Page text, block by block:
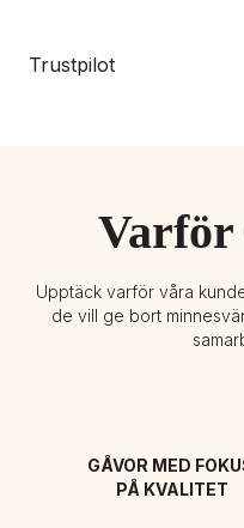
Trustpilot
Varför
Upptäck varför våra
de vill ge bort
GÅVOR MED
PÅ KVALITET